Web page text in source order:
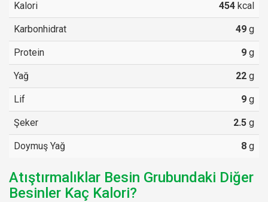
Kalori 454 kcal
Karbonhidrat 49 g
Protein 9 g
Yağ 22 g
Lif 9 g
Şeker 2.5 g
Doymuş Yağ 8 g
Atıştırmalıklar Besin Grubundaki Diğer
Besinler Kaç Kalori?